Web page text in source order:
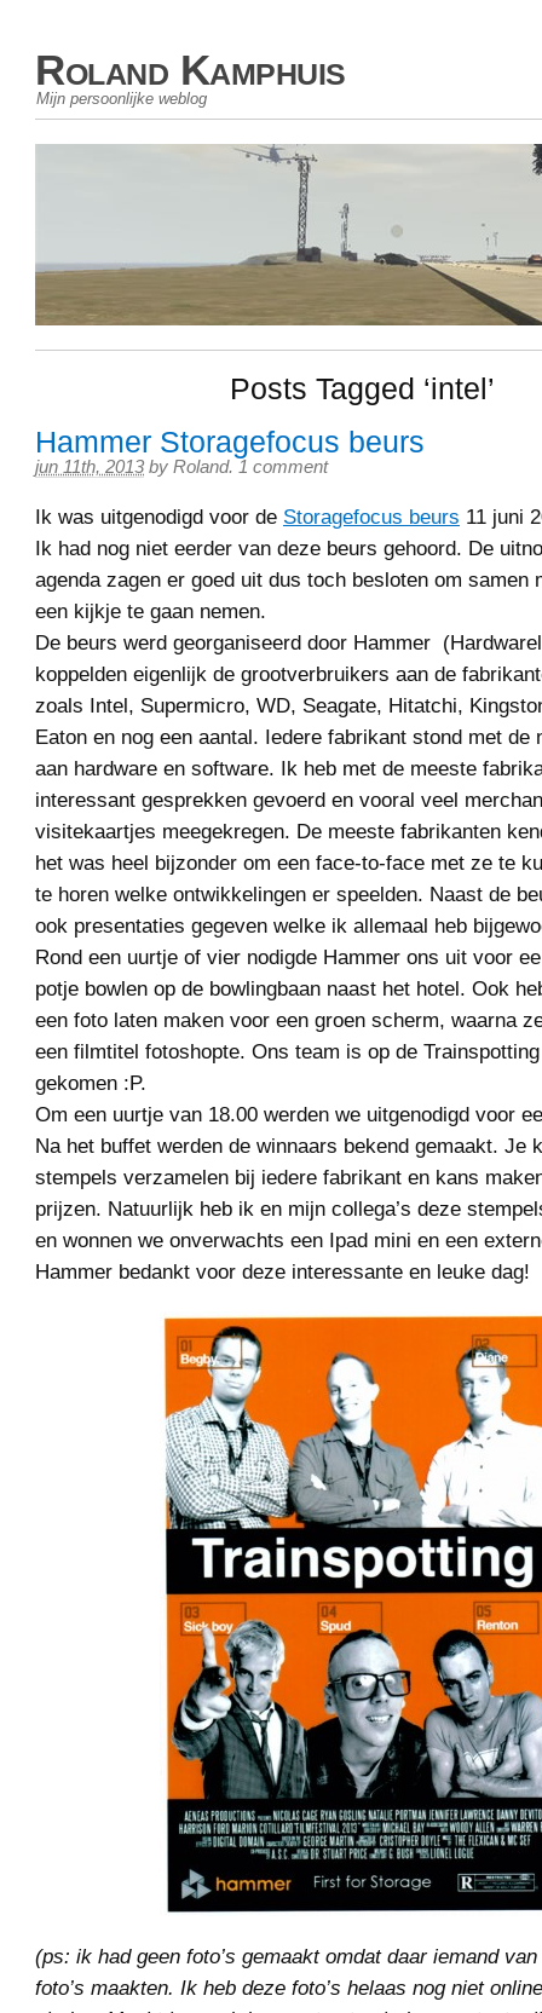
Roland Kamphuis
Mijn persoonlijke weblog
Posts Tagged ‘intel’
Hammer Storagefocus beurs
jun 11th, 2013 by Roland. 1 comment
Ik was uitgenodigd voor de Storagefocus beurs 11 juni
Ik had nog niet eerder van deze beurs gehoord. De
agenda zagen er goed uit dus toch besloten om samen
een kijkje te gaan nemen.
De beurs werd georganiseerd door Hammer
koppelden eigenlijk de grootverbruikers aan de
zoals Intel, Supermicro, WD, Seagate, Hitatchi,
Eaton en nog een aantal. Iedere fabrikant stond met de
aan hardware en software. Ik heb met de meeste
interessant gesprekken gevoerd en vooral veel
visitekaartjes meegekregen. De meeste fabrikanten
het was heel bijzonder om een face-to-face met ze te
te horen welke ontwikkelingen er speelden. Naast de
ook presentaties gegeven welke ik allemaal heb
Rond een uurtje of vier nodigde Hammer ons uit voor
potje bowlen op de bowlingbaan naast het hotel. Ook
een foto laten maken voor een groen scherm, waarna
een filmtitel fotoshopte. Ons team is op de
gekomen :P.
Om een uurtje van 18.00 werden we uitgenodigd voor
Na het buffet werden de winnaars bekend gemaakt. Je
stempels verzamelen bij iedere fabrikant en kans
prijzen. Natuurlijk heb ik en mijn collega’s deze
en wonnen we onverwachts een Ipad mini en een
Hammer bedankt voor deze interessante en leuke dag!
(ps: ik had geen foto’s gemaakt omdat daar iemand
foto’s maakten. Ik heb deze foto’s helaas nog niet